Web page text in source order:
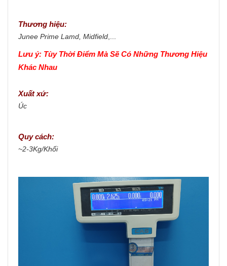
Thương hiệu:
Junee Prime Lamd, Midfield
Lưu ý: Tùy Thời Điểm Mà Sẽ Có Những Thương Hiệu
Khác Nhau
Xuất xứ:
Úc
Quy cách:
~2-3Kg/Khối